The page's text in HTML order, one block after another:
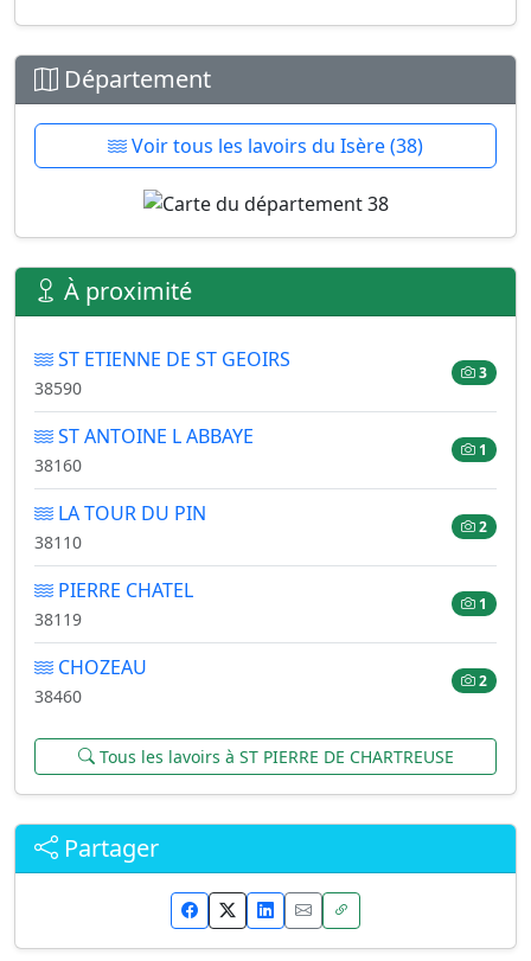
Département
Voir tous les lavoirs du Isère (38)
À proximité
ST ETIENNE DE ST GEOIRS
38590
3
ST ANTOINE L ABBAYE
38160
1
LA TOUR DU PIN
38110
2
PIERRE CHATEL
38119
1
CHOZEAU
38460
2
Tous les lavoirs à ST PIERRE DE CHARTREUSE
Partager